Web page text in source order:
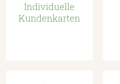
Individuelle
Kundenkarten